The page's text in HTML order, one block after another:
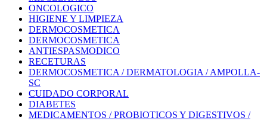
ONCOLOGICO
HIGIENE Y LIMPIEZA
DERMOCOSMETICA
DERMOCOSMETICA
ANTIESPASMODICO
RECETURAS
DERMOCOSMETICA / DERMATOLOGIA / AMPOLLA-
SC
CUIDADO CORPORAL
DIABETES
MEDICAMENTOS / PROBIOTICOS Y DIGESTIVOS /